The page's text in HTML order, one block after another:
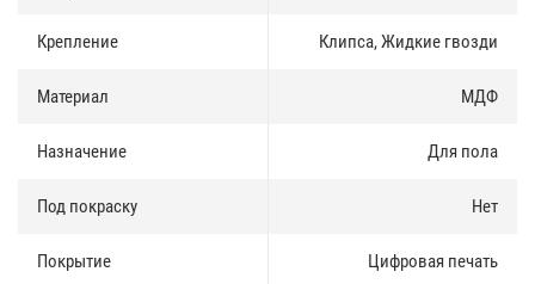
Крепление Клипса, Жидкие гвозди
Материал МДФ
Назначение Для пола
Под покраску Нет
Покрытие Цифровая печать